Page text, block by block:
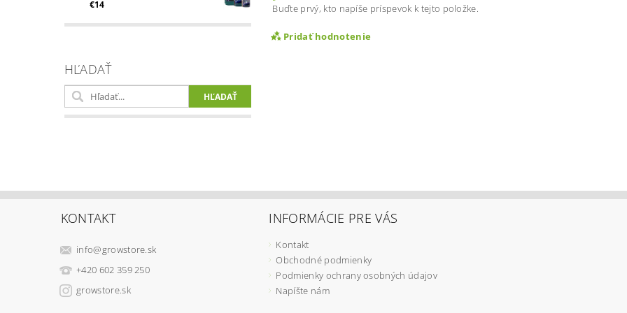
€14
HĽADAŤ
Buďte prvý, kto napíše príspevok k tejto položke.
Pridať hodnotenie
Vložením hodnotenie súhlasíte s
KONTAKT
info@growstore.sk
+420 602 359 250
growstore.sk
INFORMÁCIE PRE VÁS
Kontakt
Obchodné podmienky
Podmienky ochrany osobných údajov
Napíšte nám